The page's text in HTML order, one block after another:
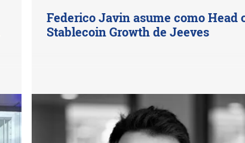
Federico Javin asume como Head
Stablecoin Growth de Jeeves